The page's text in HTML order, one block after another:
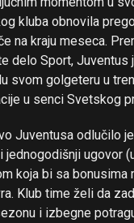
kluba obnovila
na kraju meseca.
delo Sport, Juventus
svom golgeteru u
u senci Svetskog
Juventusa odlučilo
jednogodišnji ugovor
koja bi sa bonusima
Klub time želi da
i izbegne